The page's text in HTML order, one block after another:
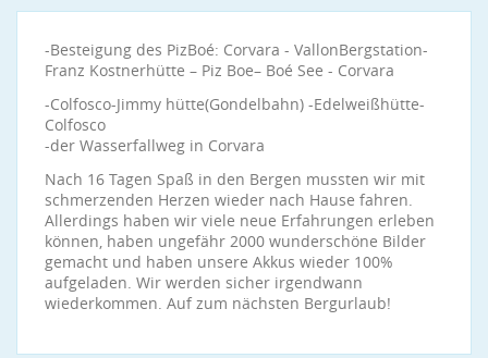
-Besteigung des PizBoé: Corvara - VallonBergstation-
Franz Kostnerhütte – Piz Boe– Boé See - Corvara
-Colfosco-Jimmy hütte(Gondelbahn) -Edelweißhütte-
Colfosco
-der Wasserfallweg in Corvara
Nach 16 Tagen Spaß in den Bergen mussten wir mit
schmerzenden Herzen wieder nach Hause fahren.
Allerdings haben wir viele neue Erfahrungen erleben
können, haben ungefähr 2000 wunderschöne Bilder
gemacht und haben unsere Akkus wieder 100%
aufgeladen. Wir werden sicher irgendwann
wiederkommen. Auf zum nächsten Bergurlaub!